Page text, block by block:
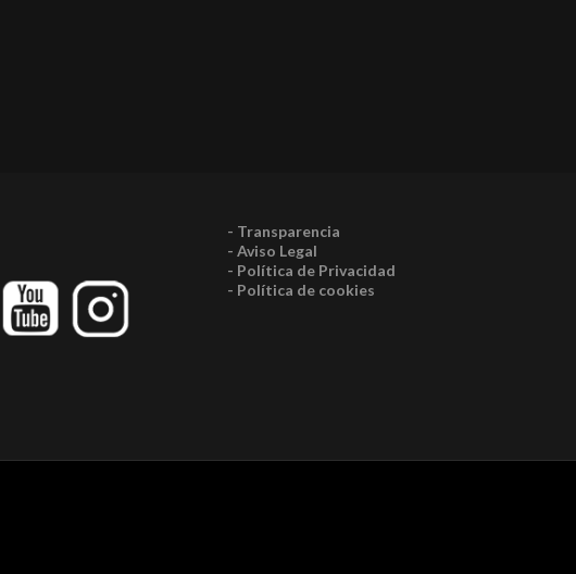
- Transparencia
- Aviso Legal
- Política de Privacidad
- Política de cookies